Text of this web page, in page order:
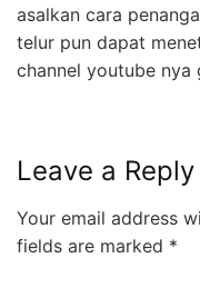
asalkan cara
telur pun dapat
channel youtube nya
Leave a Reply
Your email address
fields are marked *